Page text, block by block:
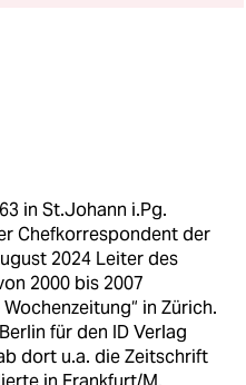
in St.Johann i.Pg.
Chefkorrespondent der
2024 Leiter des
2000 bis 2007
in Zürich.
für den ID Verlag
dort u.a. die Zeitschrift